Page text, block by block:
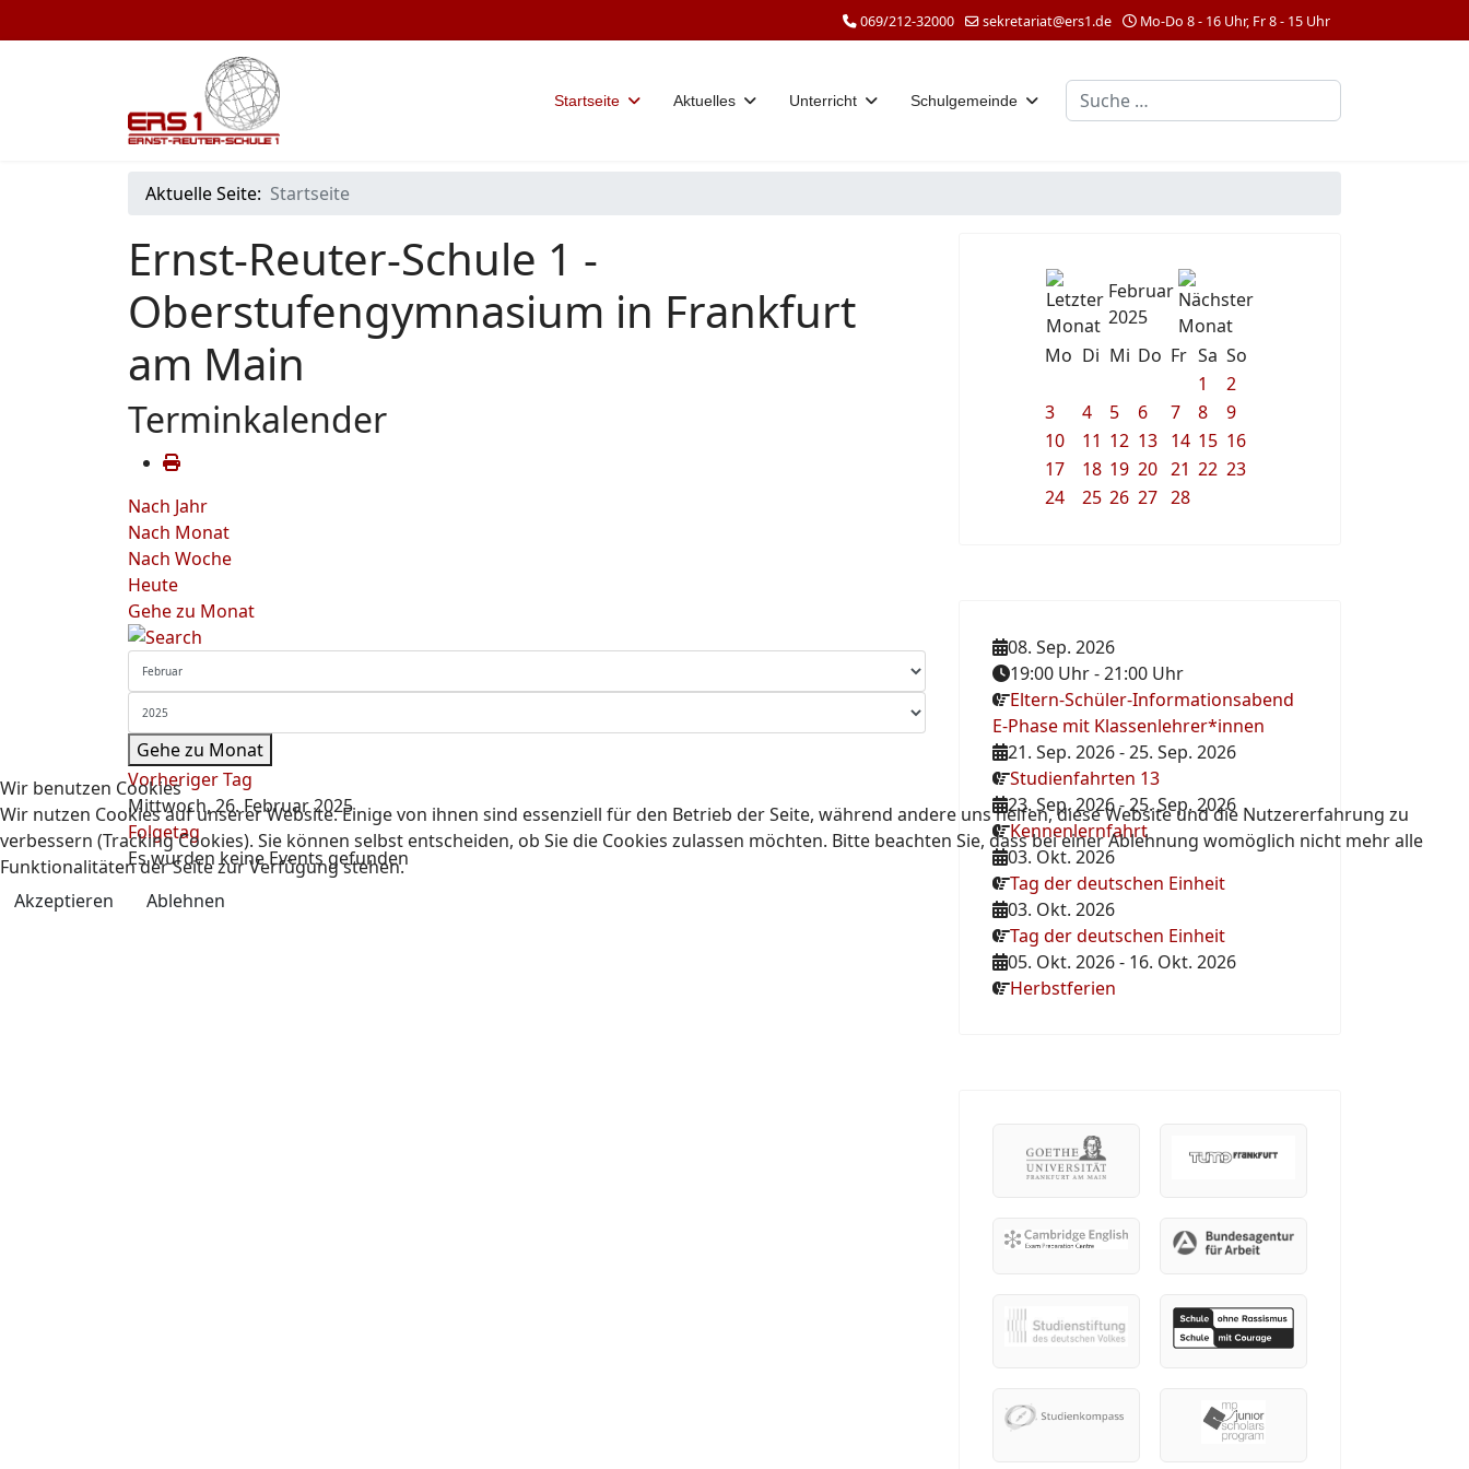
069/212-32000 sekretariat@ers1.de Mo-Do 8 - 16 Uhr, Fr 8 - 15 Uhr
Startseite Aktuelles Unterricht Schulgemeinde Suchen
Aktuelle Seite: Startseite
Ernst-Reuter-Schule 1 -
Oberstufengymnasium in Frankfurt
am Main
Terminkalender
Nach Jahr
Nach Monat
Nach Woche
Heute
Gehe zu Monat
Gehe zu Monat
Vorheriger Tag
Mittwoch, 26. Februar 2025
Folgetag
Es wurden keine Events gefunden
Februar
2025
Mo Di Mi Do Fr Sa So
1
2
3
4 5 6 7 8
9
10
11 12 13 14 15 16
17
18 19 20 21 22 23
24
25 26 27 28
08. Sep. 2026
19:00 Uhr-21:00 Uhr
Eltern-Schüler-Informationsabend
E-Phase mit Klassenlehrer*innen
21. Sep. 2026-25. Sep. 2026
Studienfahrten 13
23. Sep. 2026-25. Sep. 2026
Kennenlernfahrt
03. Okt. 2026
Tag der deutschen Einheit
03. Okt. 2026
Tag der deutschen Einheit
05. Okt. 2026- 16. Okt. 2026
Herbstferien
Wir benutzen Cookies
Wir nutzen Cookies auf unserer Website. Einige von ihnen sind essenziell für den Betrieb der Seite, während andere uns helfen, diese Website und die Nutzererfahrung zu
verbessern (Tracking Cookies). Sie können selbst entscheiden, ob Sie die Cookies zulassen möchten. Bitte beachten Sie, dass bei einer Ablehnung womöglich nicht mehr alle
Funktionalitäten der Seite zur Verfügung stehen.
Akzeptieren
Ablehnen